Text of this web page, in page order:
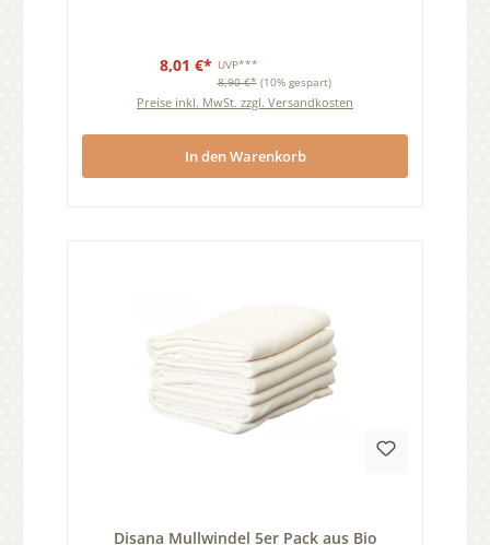
8,01 €* UVP***
8,90 €* (10% gespart)
Preise inkl. MwSt. zzgl. Versandkosten
In den Warenkorb
Disana Mullwindel 5er Pack aus Bio